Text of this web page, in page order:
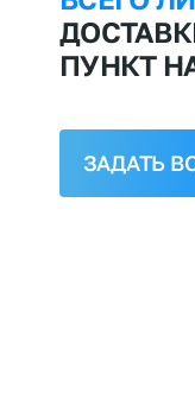
ПУНКТ
ЗАДАТЬ